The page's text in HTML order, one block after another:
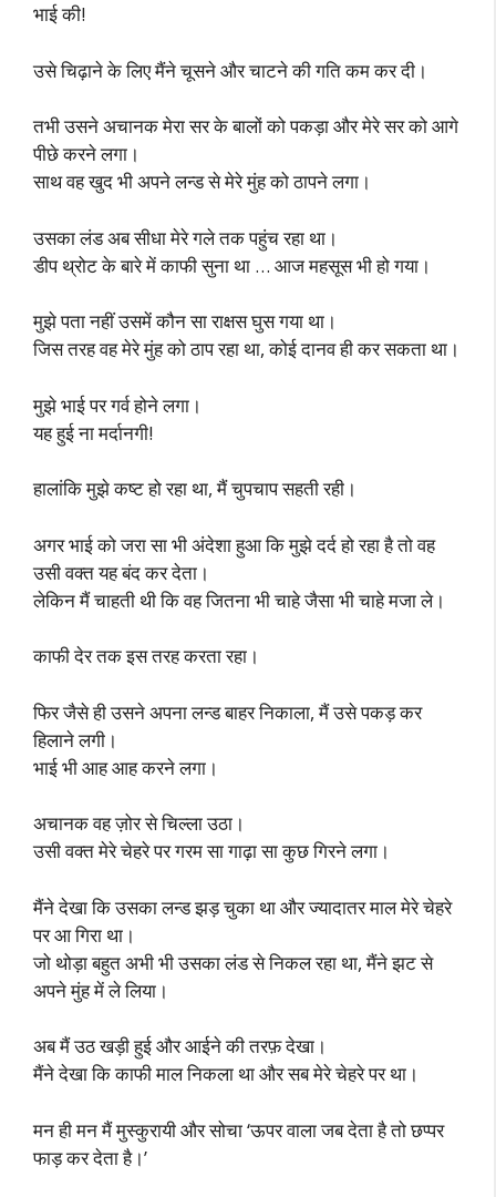
भाई की!
उसे चिढ़ाने के लिए मैंने चूसने और चाटने की गति कम कर दी।
तभी उसने अचानक मेरा सर के बालों को पकड़ा और मेरे सर को आगे
पीछे करने लगा।
साथ वह खुद भी अपने लन्ड से मेरे मुंह को ठापने लगा।
उसका लंड अब सीधा मेरे गले तक पहुंच रहा था।
डीप थ्रोट के बारे में काफी सुना था … आज महसूस भी हो गया।
मुझे पता नहीं उसमें कौन सा राक्षस घुस गया था।
जिस तरह वह मेरे मुंह को ठाप रहा था, कोई दानव ही कर सकता था।
मुझे भाई पर गर्व होने लगा।
यह हुई ना मर्दानगी!
हालांकि मुझे कष्ट हो रहा था, मैं चुपचाप सहती रही।
अगर भाई को जरा सा भी अंदेशा हुआ कि मुझे दर्द हो रहा है तो वह
उसी वक्त यह बंद कर देता।
लेकिन मैं चाहती थी कि वह जितना भी चाहे जैसा भी चाहे मजा ले।
काफी देर तक इस तरह करता रहा।
फिर जैसे ही उसने अपना लन्ड बाहर निकाला, मैं उसे पकड़ कर
हिलाने लगी।
भाई भी आह आह करने लगा।
अचानक वह ज़ोर से चिल्ला उठा।
उसी वक्त मेरे चेहरे पर गरम सा गाढ़ा सा कुछ गिरने लगा।
मैंने देखा कि उसका लन्ड झड़ चुका था और ज्यादातर माल मेरे चेहरे
पर आ गिरा था।
जो थोड़ा बहुत अभी भी उसका लंड से निकल रहा था, मैंने झट से
अपने मुंह में ले लिया।
अब मैं उठ खड़ी हुई और आईने की तरफ़ देखा।
मैंने देखा कि काफी माल निकला था और सब मेरे चेहरे पर था।
मन ही मन मैं मुस्कुरायी और सोचा ‘ऊपर वाला जब देता है तो छप्पर
फाड़ कर देता है।’